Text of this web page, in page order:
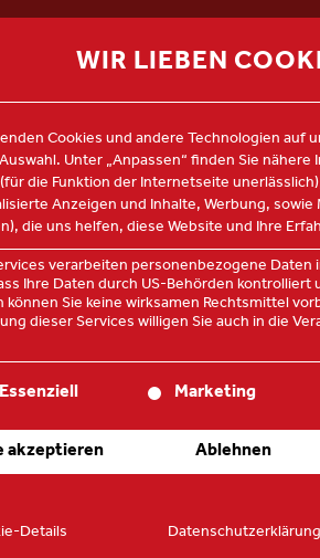
WIR LIEBEN
Cookies und andere Technologien auf
Unter „Anpassen“ finden Sie
die Funktion der Internetseite
Anzeigen und Inhalte, Werbung, sowie
die uns helfen, diese Website und Ihre
verarbeiten personenbezogene Daten
Ihre Daten durch US-Behörden kontrolliert
können Sie keine wirksamen Rechtsmittel
dieser Services willigen Sie auch in die
eine Liste der Service-Gruppen, für
Essenziell Marketing
akzeptieren Ablehnen
Details Datenschutzerklärung